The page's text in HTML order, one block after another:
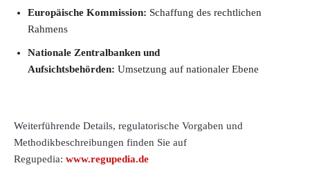
Europäische Kommission: Schaffung des rechtlichen
Rahmens
Nationale Zentralbanken und
Aufsichtsbehörden: Umsetzung auf nationaler Ebene
Weiterführende Details, regulatorische Vorgaben und
Methodikbeschreibungen finden Sie auf
Regupedia: www.regupedia.de